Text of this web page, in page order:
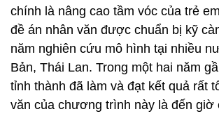
chính là nâng cao tầm vóc của trẻ
đề án nhân văn được chuẩn bị kỹ
năm nghiên cứu mô hình tại nhiều
Bản, Thái Lan. Trong một hai năm
tỉnh thành đã làm và đạt kết quả rất
văn của chương trình này là đến giờ